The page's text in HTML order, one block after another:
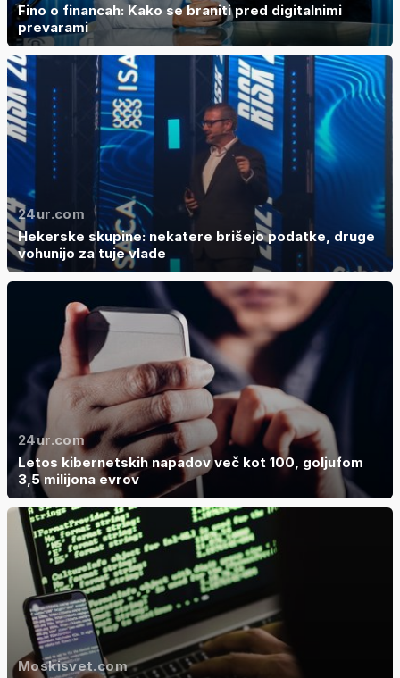
Fino o financah: Kako se braniti pred digitalnimi
prevarami
24ur.com
Hekerske skupine: nekatere brišejo podatke, druge
vohunijo za tuje vlade
24ur.com
Letos kibernetskih napadov več kot 100, goljufom
3,5 milijona evrov
Moskisvet.com